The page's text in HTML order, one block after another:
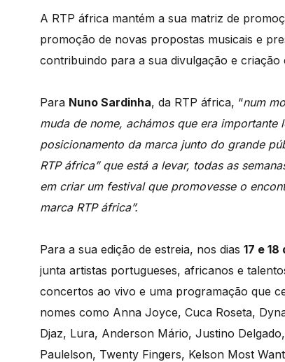
A RTP áfrica mantém a sua matriz de
promoção de novas propostas musicais e
contribuindo para a sua divulgação e criação
Para Nuno Sardinha, da RTP áfrica, “num
muda de nome, achámos que era
posicionamento da marca junto do grande
RTP áfrica” que está a levar, todas as
em criar um festival que promovesse o
marca RTP áfrica”.
Para a sua edição de estreia, nos dias 17 e
junta artistas portugueses, africanos e
concertos ao vivo e uma programação que
nomes como Anna Joyce, Cuca Roseta,
Djaz, Lura, Anderson Mário, Justino
Paulelson, Twenty Fingers, Kelson Most